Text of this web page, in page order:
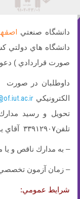
دانشگاه صنعتي
دانشگاه هاي دولتي
صورت قراردادي )
داوطلبان در صورت
الكترونيكي
تحويل و رسيد
تلفن۳۳۹۱۲۹۰۷ آقاي يوسفيان از ارسال کامل مدارک مورد نياز اطمينان حاصل نمايند.
– به مدارك ناقص و يا
– زمان آزمون تخصصي
شرايط عمومي: